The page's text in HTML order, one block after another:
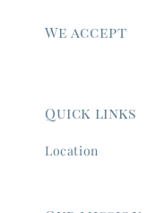
We accept
Quick links
Location